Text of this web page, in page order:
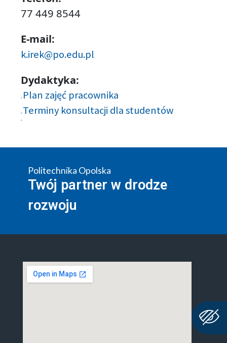
77 449 8544
E-mail:
k.irek@po.edu.pl
Dydaktyka:
Plan zajęć pracownika
Terminy konsultacji dla studentów
Politechnika Opolska
Twój partner w drodze
rozwoju